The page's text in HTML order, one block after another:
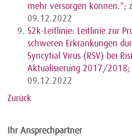
mehr versorgen können.“;
09.12.2022
S2k-Leitlinie: Leitlinie zur
schweren Erkrankungen
Syncytial Virus (RSV) bei
Aktualisierung 2017/2018;
09.12.2022
Zurück
Ihr Ansprechpartner